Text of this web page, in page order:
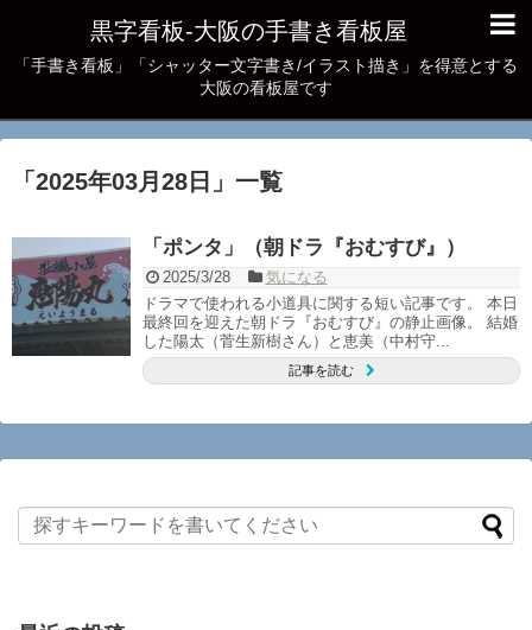
黒字看板‐大阪の手書き看板屋
「手書き看板」「シャッター文字書き/イラスト描き」を得意とする
大阪の看板屋です
「 2025年03月28日 」 一覧
「ポンタ」（朝ドラ『おむすび』）
2025/3/28
気になる
ドラマで使われる小道具に関する短い記事です。 本日
最終回を迎えた朝ドラ『おむすび』の静止画像。 結婚
した陽太（菅生新樹さん）と恵美（中村守...
記事を読む